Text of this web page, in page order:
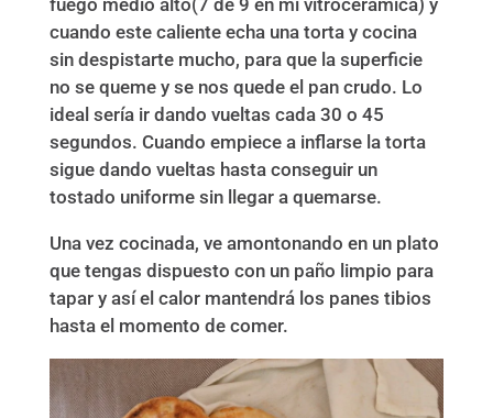
cuando este caliente echa una torta y cocina
sin despistarte mucho, para que la superficie
no se queme y se nos quede el pan crudo. Lo
ideal sería ir dando vueltas cada 30 o 45
segundos. Cuando empiece a inflarse la torta
sigue dando vueltas hasta conseguir un
tostado uniforme sin llegar a quemarse.
Una vez cocinada, ve amontonando en un plato
que tengas dispuesto con un paño limpio para
tapar y así el calor mantendrá los panes tibios
hasta el momento de comer.